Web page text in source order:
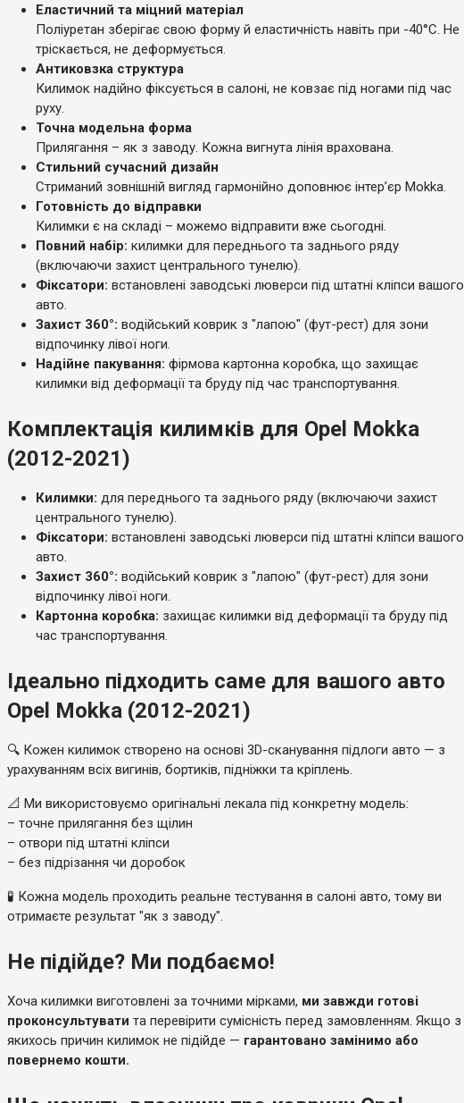
Еластичний та міцний матеріал
Поліуретан зберігає свою форму й еластичність навіть при -40°C. Не
тріскається, не деформується.
Антиковзка структура
Килимок надійно фіксується в салоні, не ковзає під ногами під час
руху.
Точна модельна форма
Прилягання – як з заводу. Кожна вигнута лінія врахована.
Стильний сучасний дизайн
Стриманий зовнішній вигляд гармонійно доповнює інтер’єр Mokka.
Готовність до відправки
Килимки є на складі – можемо відправити вже сьогодні.
Повний набір: килимки для переднього та заднього ряду
(включаючи захист центрального тунелю).
Фіксатори: встановлені заводські люверси під штатні кліпси вашого
авто.
Захист 360°: водійський коврик з "лапою" (фут-рест) для зони
відпочинку лівої ноги.
Надійне пакування: фірмова картонна коробка, що захищає
килимки від деформації та бруду під час транспортування.
Комплектація килимків для Opel Mokka
(2012-2021)
Килимки: для переднього та заднього ряду (включаючи захист
центрального тунелю).
Фіксатори: встановлені заводські люверси під штатні кліпси вашого
авто.
Захист 360°: водійський коврик з "лапою" (фут-рест) для зони
відпочинку лівої ноги.
Картонна коробка: захищає килимки від деформації та бруду під
час транспортування.
Ідеально підходить саме для вашого авто
Opel Mokka (2012-2021)
🔍 Кожен килимок створено на основі 3D-сканування підлоги авто — з
урахуванням всіх вигинів, бортиків, підніжки та кріплень.
📐 Ми використовуємо оригінальні лекала під конкретну модель:
– точне прилягання без щілин
– отвори під штатні кліпси
– без підрізання чи доробок
🧪 Кожна модель проходить реальне тестування в салоні авто, тому ви
отримаєте результат "як з заводу".
Не підійде? Ми подбаємо!
Хоча килимки виготовлені за точними мірками, ми завжди готові
проконсультувати та перевірити сумісність перед замовленням. Якщо з
якихось причин килимок не підійде — гарантовано замінимо або
повернемо кошти.